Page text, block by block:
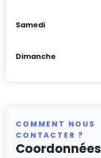
Samedi
Dimanche
COMMENT NOUS
CONTACTER ?
Coordonnées